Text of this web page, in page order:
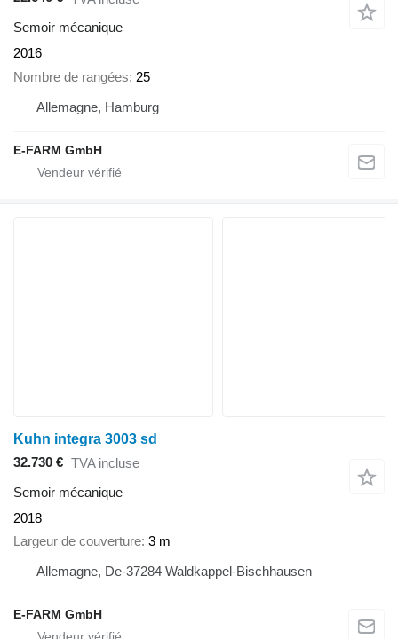
Semoir mécanique
2016
Nombre de rangées 25
Allemagne, Hamburg
E-FARM GmbH
Kuhn integra 3003 sd
32.730 € TVA incluse
Semoir mécanique
2018
Largeur de couverture 3 m
Allemagne, De-37284 Waldkappel-Bischhausen
E-FARM GmbH